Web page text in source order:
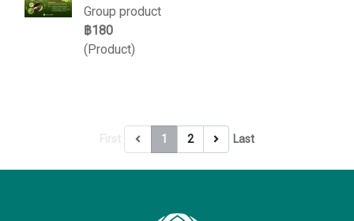
Group product
฿180
(Product)
1 2 Last